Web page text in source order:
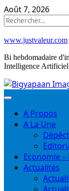
Skip
to
Août 7, 2026
Rechercher :
www.justvaleur.com
Bi hebdomadaire
Intelligence
A Propos
A La Une
Economie –
Actualités